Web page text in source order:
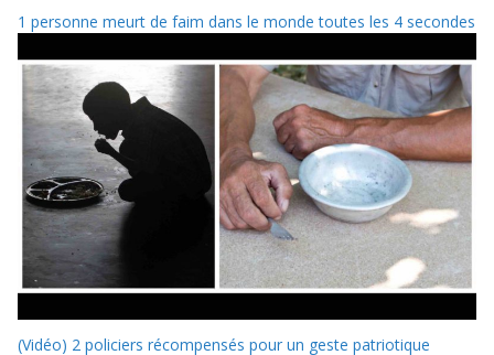
1 personne meurt de faim dans le monde toutes les 4 secondes
(Vidéo) 2 policiers récompensés pour un geste patriotique